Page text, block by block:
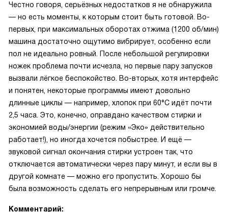
Честно говоря, серьёзных недостатков я не обнаружила
— но есть моменты, к которым стоит быть готовой. Во-
первых, при максимальных оборотах отжима (1200 об/мин)
машина достаточно ощутимо вибрирует, особенно если
пол не идеально ровный. После небольшой регулировки
ножек проблема почти исчезла, но первые пару запусков
вызвали лёгкое беспокойство. Во-вторых, хотя интерфейс
и понятен, некоторые программы имеют довольно
длинные циклы — например, хлопок при 60°C идёт почти
2,5 часа. Это, конечно, оправдано качеством стирки и
экономией воды/энергии (режим «Эко» действительно
работает!), но иногда хочется побыстрее. И ещё —
звуковой сигнал окончания стирки устроен так, что
отключается автоматически через пару минут, и если вы в
другой комнате — можно его пропустить. Хорошо бы
была возможность сделать его непрерывным или громче.
Комментарий: